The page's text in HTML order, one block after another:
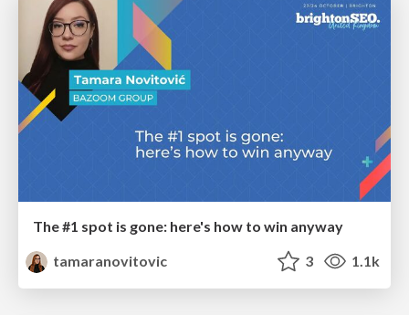
The #1 spot is gone: here's how to win anyway
tamaranovitovic
3 1.1k